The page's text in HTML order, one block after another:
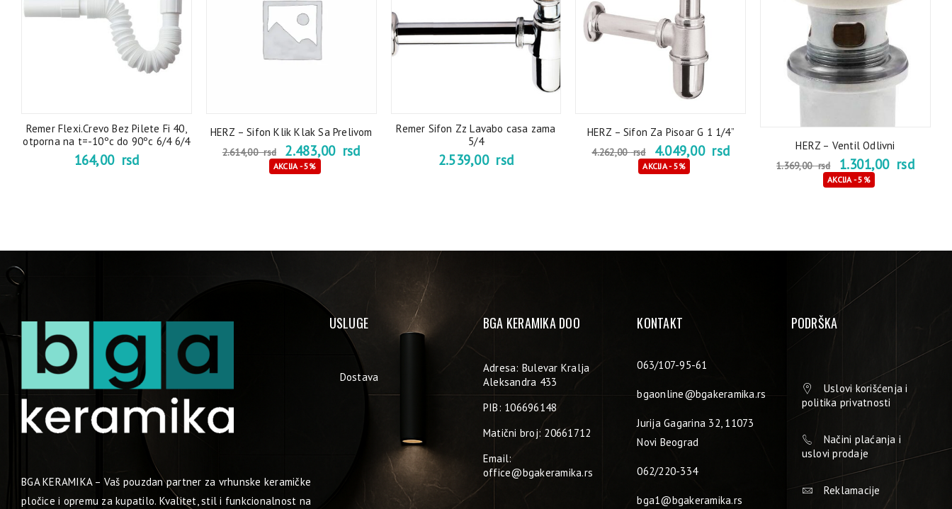
Remer Flexi.Crevo Bez Pilete Fi 40,
otporna na t=-10ºc do 90ºc 6/4 6/4
164,00 rsd
HERZ – Sifon Klik Klak Sa Prelivom
2.614,00rsd 2.483,00 rsd
AKCIJA - 5%
Remer Sifon Zz Lavabo casa zama
5/4
2.539,00 rsd
HERZ – Sifon Za Pisoar G 1 1/4”
4.262,00rsd 4.049,00 rsd
AKCIJA - 5%
HERZ – Ventil Odlivni
1.369,00rsd 1.301,00 rsd
AKCIJA - 5%
BGA KERAMIKA – Vaš pouzdan partner za vrhunske keramičke
pločice i opremu za kupatilo. Kvalitet, stil i funkcionalnost na
USLUGE
Dostava
BGA KERAMIKA DOO
Adresa: Bulevar Kralja
Aleksandra 433
PIB: 106696148
Matični broj: 20661712
Email:
office@bgakeramika.rs
KONTAKT
063/107-95-61
bgaonline@bgakeramika.rs
Jurija Gagarina 32, 11073
Novi Beograd
062/220-334
bga1@bgakeramika.rs
PODRŠKA
Uslovi korišćenja i
politika privatnosti
Načini plaćanja i
uslovi prodaje
Reklamacije